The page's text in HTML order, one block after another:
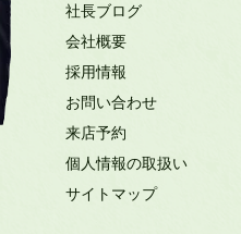
社長ブログ
会社概要
採用情報
お問い合わせ
来店予約
個人情報の取扱い
サイトマップ